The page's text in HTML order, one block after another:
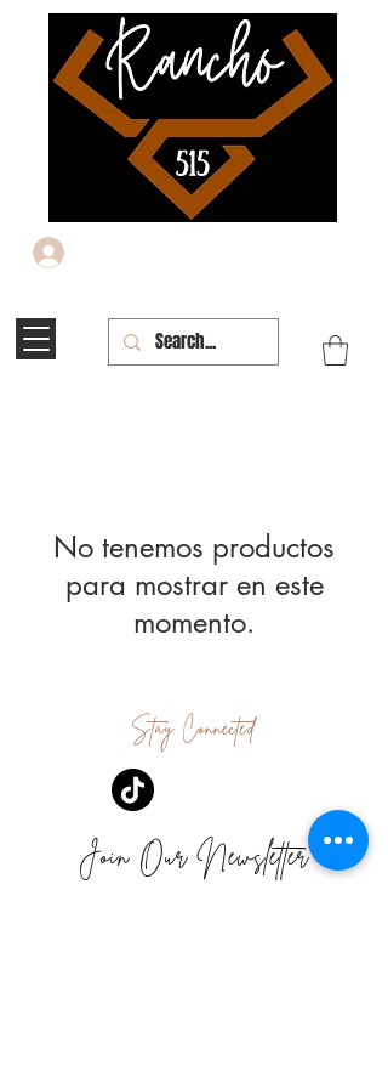
No tenemos productos
para mostrar en este
momento.
Stay Connected
Join Our Newsletter